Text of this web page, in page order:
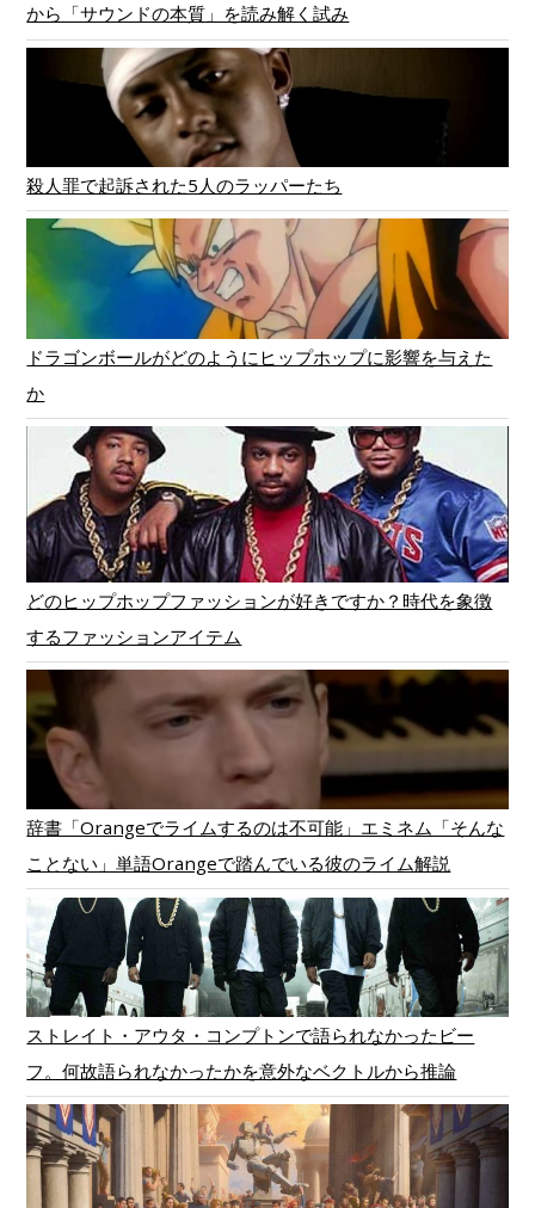
から「サウンドの本質」を読み解く試み
殺人罪で起訴された5人のラッパーたち
ドラゴンボールがどのようにヒップホップに影響を与えた
か
どのヒップホップファッションが好きですか？時代を象徴
するファッションアイテム
辞書「Orangeでライムするのは不可能」エミネム「そんな
ことない」単語Orangeで踏んでいる彼のライム解説
ストレイト・アウタ・コンプトンで語られなかったビー
フ。何故語られなかったかを意外なベクトルから推論